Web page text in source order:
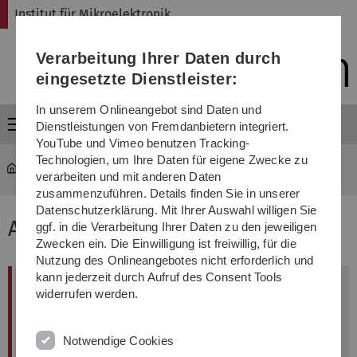
Direkt
Direkt
Direkt
(Sprache,
Drucken,
Media)
Direkt
Direkt
Institut für Mikroelektronik
Menü
... Abgeschlossene Projekte
Abgeschlossene Projekte
Ultra-low Power, Wide Bandwidth
Analog to Digital Converter Design
Verarbeitung Ihrer Daten durch
eingesetzte Dienstleister:
In unserem Onlineangebot sind Daten und
Dienstleistungen von Fremdanbietern integriert.
YouTube und Vimeo benutzen Tracking-
Technologien, um Ihre Daten für eigene Zwecke zu
verarbeiten und mit anderen Daten
zusammenzuführen. Details finden Sie in unserer
Datenschutzerklärung. Mit Ihrer Auswahl willigen Sie
ggf. in die Verarbeitung Ihrer Daten zu den jeweiligen
Zwecken ein. Die Einwilligung ist freiwillig, für die
Nutzung des Onlineangebotes nicht erforderlich und
kann jederzeit durch Aufruf des Consent Tools
widerrufen werden.
Notwendige Cookies